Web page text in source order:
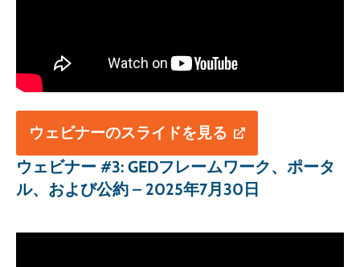
ウェビナーのスライドを見る
ウェビナー #3: GEDフレームワーク、ポータ
ル、および公約 – 2025年7月30日